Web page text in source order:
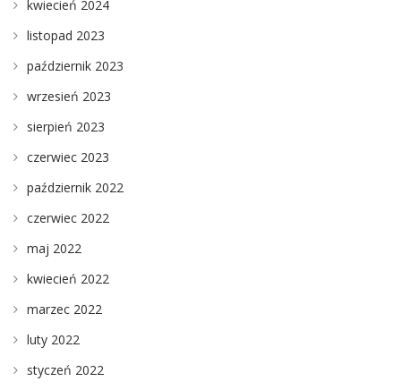
kwiecień 2024
listopad 2023
październik 2023
wrzesień 2023
sierpień 2023
czerwiec 2023
październik 2022
czerwiec 2022
maj 2022
kwiecień 2022
marzec 2022
luty 2022
styczeń 2022